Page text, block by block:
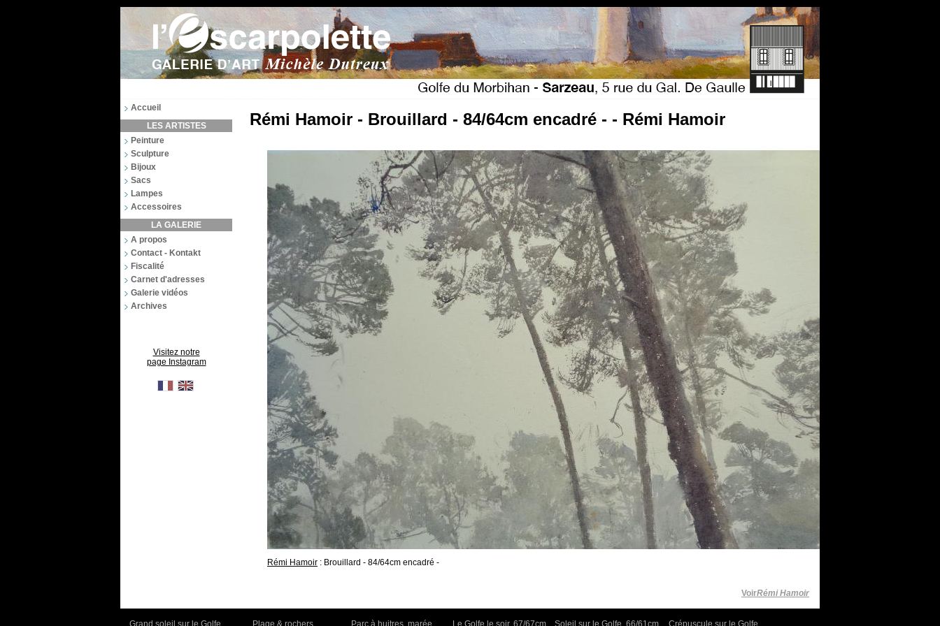
Accueil
LES ARTISTES
Peinture
Sculpture
Bijoux
Sacs
Lampes
Accessoires
LA GALERIE
A propos
Contact - Kontakt
Fiscalité
Carnet d'adresses
Galerie vidéos
Archives
Visitez notre
page Instagram
Rémi Hamoir - Brouillard - 84/64cm encadré - - Rémi Hamoir
Rémi Hamoir : Brouillard - 84/64cm encadré -
VoirRémi Hamoir
Grand soleil sur le Golfe, Plage & rochers, Parc à huitres, marée Le Golfe le soir, 67/67cm Soleil sur le Golfe, 66/61cm Crépuscule sur le Golfe,